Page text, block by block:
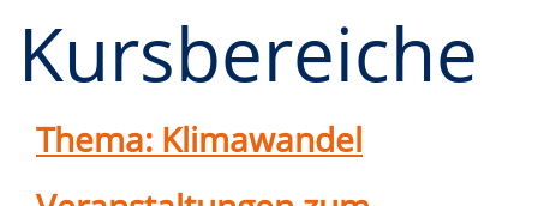
Kursbereiche
Thema: Klimawandel